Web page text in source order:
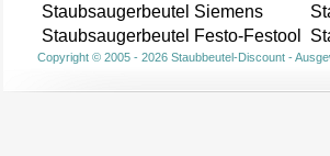
Staubsaugerbeutel Siemens
Staubsaugerbeutel Festo-Festool
Copyright © 2005 - 2026 Staubbeutel-Discount -